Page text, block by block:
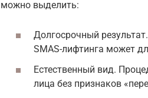
можно выделить:
Долгосрочный
SMAS-лифтинга может
Естественный вид.
лица без признаков